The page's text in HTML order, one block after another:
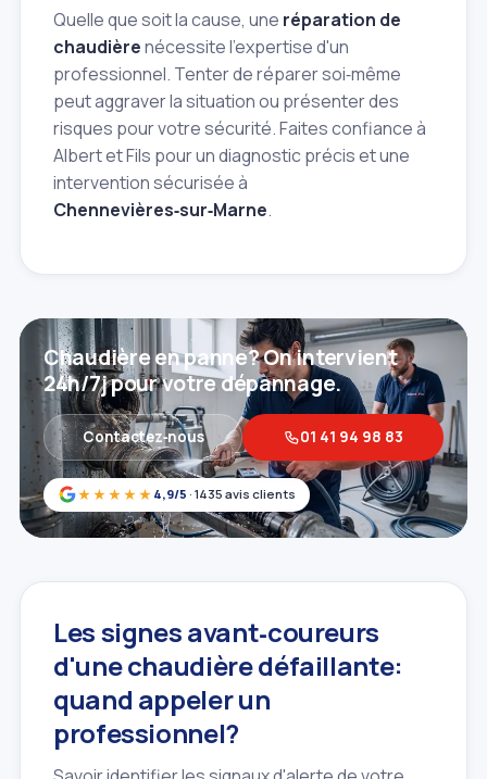
Quelle que soit la cause, une réparation de
chaudièrenécessite l'expertise d'un
professionnel. Tenter de réparer soi‑même
peut aggraver la situation ou présenter des
risques pour votre sécurité. Faites confiance à
Albert et Fils pour un diagnostic précis et une
intervention sécurisée à
Chennevières‑sur‑Marne.
★★★★★ 4,9/5 · 1435 avis clients
Chaudière en panne? On intervient
24h/7j pour votre dépannage.
Contactez‑nous 01 41 94 98 83
Les signes avant‑coureurs
d'une chaudière défaillante:
quand appeler un
professionnel?